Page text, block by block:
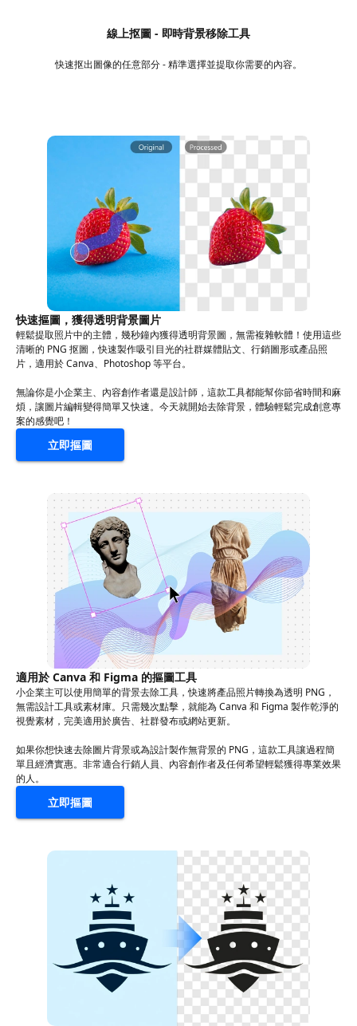
線上抠圖 - 即時背景移除工具
快速抠出圖像的任意部分 - 精準選擇並提取你需要的內容。
快速摳圖，獲得透明背景圖片
輕鬆提取照片中的主體，幾秒鐘內獲得透明背景圖，無需複雜軟體！使用這些
清晰的 PNG 抠圖，快速製作吸引目光的社群媒體貼文、行銷圖形或產品照
片，適用於 Canva、Photoshop 等平台。
無論你是小企業主、內容創作者還是設計師，這款工具都能幫你節省時間和麻
煩，讓圖片編輯變得簡單又快速。今天就開始去除背景，體驗輕鬆完成創意專
案的感覺吧！
立即摳圖
適用於 Canva 和 Figma 的摳圖工具
小企業主可以使用簡單的背景去除工具，快速將產品照片轉換為透明 PNG，
無需設計工具或素材庫。只需幾次點擊，就能為 Canva 和 Figma 製作乾淨的
視覺素材，完美適用於廣告、社群發布或網站更新。
如果你想快速去除圖片背景或為設計製作無背景的 PNG，這款工具讓過程簡
單且經濟實惠。非常適合行銷人員、內容創作者及任何希望輕鬆獲得專業效果
的人。
立即摳圖